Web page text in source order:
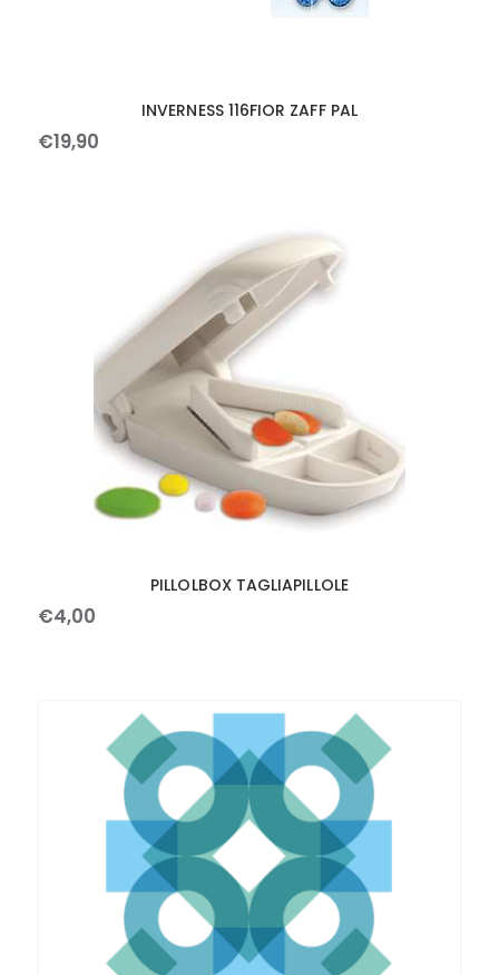
INVERNESS 116FIOR ZAFF PAL
€19,90
PILLOLBOX TAGLIAPILLOLE
€4,00